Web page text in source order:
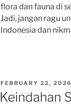
flora dan fauna di
Jadi, jangan ragu
Indonesia dan
POSTED
FEBRUARY 22, 2026
Keindahan